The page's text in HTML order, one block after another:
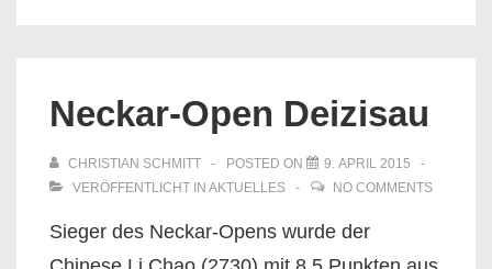
Neckar-Open Deizisau
CHRISTIAN SCHMITT POSTED ON
9. APRIL 2015
VERÖFFENTLICHT IN AKTUELLES NO COMMENTS
Sieger des Neckar-Opens wurde der